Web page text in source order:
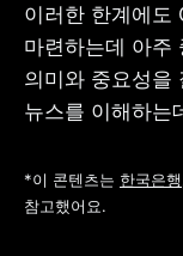
이러한 한계에도
마련하는데 아주
의미와 중요성을
뉴스를 이해하는
*이 콘텐츠는 한국은행
참고했어요.